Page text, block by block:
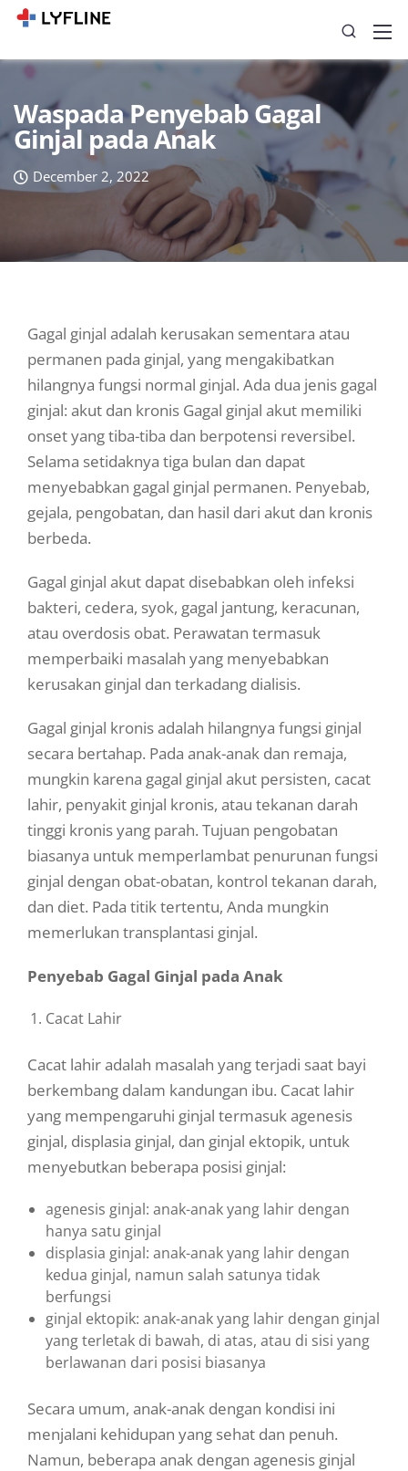
Waspada Penyebab Gagal
Ginjal pada Anak
December 2, 2022
Gagal ginjal adalah kerusakan sementara atau
permanen pada ginjal, yang mengakibatkan
hilangnya fungsi normal ginjal. Ada dua jenis gagal
ginjal: akut dan kronis Gagal ginjal akut memiliki
onset yang tiba-tiba dan berpotensi reversibel.
Selama setidaknya tiga bulan dan dapat
menyebabkan gagal ginjal permanen. Penyebab,
gejala, pengobatan, dan hasil dari akut dan kronis
berbeda.
Gagal ginjal akut dapat disebabkan oleh infeksi
bakteri, cedera, syok, gagal jantung, keracunan,
atau overdosis obat. Perawatan termasuk
memperbaiki masalah yang menyebabkan
kerusakan ginjal dan terkadang dialisis.
Gagal ginjal kronis adalah hilangnya fungsi ginjal
secara bertahap. Pada anak-anak dan remaja,
mungkin karena gagal ginjal akut persisten, cacat
lahir, penyakit ginjal kronis, atau tekanan darah
tinggi kronis yang parah. Tujuan pengobatan
biasanya untuk memperlambat penurunan fungsi
ginjal dengan obat-obatan, kontrol tekanan darah,
dan diet. Pada titik tertentu, Anda mungkin
memerlukan transplantasi ginjal.
Penyebab Gagal Ginjal pada Anak
Cacat Lahir
Cacat lahir adalah masalah yang terjadi saat bayi
berkembang dalam kandungan ibu. Cacat lahir
yang mempengaruhi ginjal termasuk agenesis
ginjal, displasia ginjal, dan ginjal ektopik, untuk
menyebutkan beberapa posisi ginjal:
agenesis ginjal: anak-anak yang lahir dengan
hanya satu ginjal
displasia ginjal: anak-anak yang lahir dengan
kedua ginjal, namun salah satunya tidak
berfungsi
ginjal ektopik: anak-anak yang lahir dengan ginjal
yang terletak di bawah, di atas, atau di sisi yang
berlawanan dari posisi biasanya
Secara umum, anak-anak dengan kondisi ini
menjalani kehidupan yang sehat dan penuh.
Namun, beberapa anak dengan agenesis ginjal